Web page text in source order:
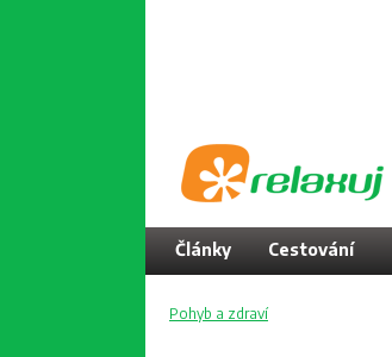
Články Cestování
Pohyb a zdraví